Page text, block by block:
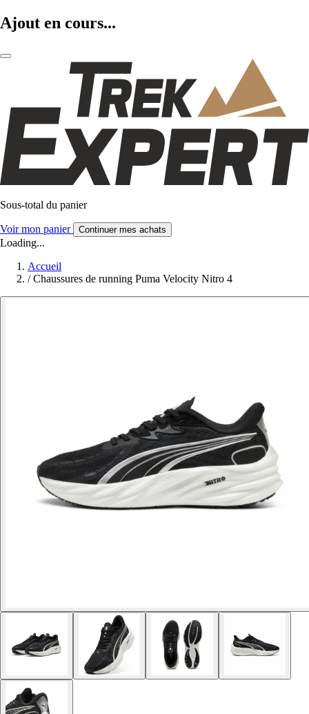
Ajout en cours...
Sous-total du panier
Voir mon panier Continuer mes achats
Loading...
Accueil
/ Chaussures de running Puma Velocity Nitro 4